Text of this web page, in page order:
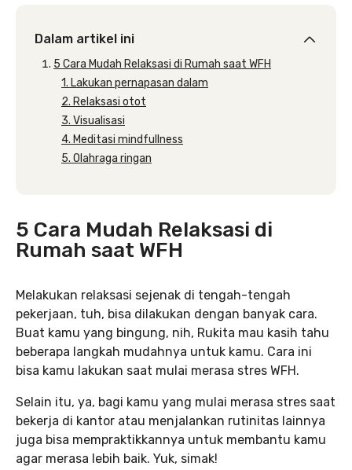
Dalam artikel ini
5 Cara Mudah Relaksasi di Rumah saat WFH
1. Lakukan pernapasan dalam
2. Relaksasi otot
3. Visualisasi
4. Meditasi mindfullness
5. Olahraga ringan
5 Cara Mudah Relaksasi di
Rumah saat WFH
Melakukan relaksasi sejenak di tengah-tengah
pekerjaan, tuh, bisa dilakukan dengan banyak cara.
Buat kamu yang bingung, nih, Rukita mau kasih tahu
beberapa langkah mudahnya untuk kamu. Cara ini
bisa kamu lakukan saat mulai merasa stres WFH.
Selain itu, ya, bagi kamu yang mulai merasa stres saat
bekerja di kantor atau menjalankan rutinitas lainnya
juga bisa mempraktikkannya untuk membantu kamu
agar merasa lebih baik. Yuk, simak!